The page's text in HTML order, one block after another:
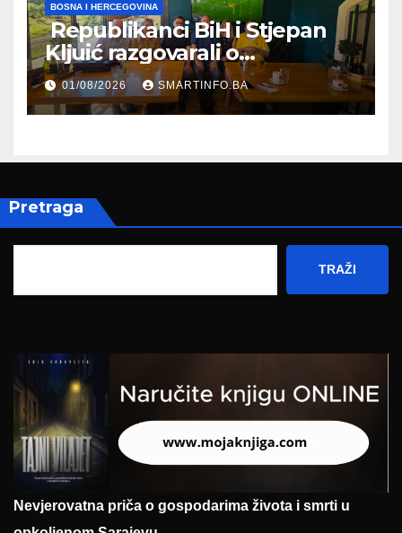
BOSNA I HERCEGOVINA
Republikanci BiH i Stjepan
Kljuić razgovarali o
evropskom putu Bosne i
Hercegovine
01/08/2026 SMARTINFO.BA
Pretraga
TRAŽI
Nevjerovatna priča o gospodarima života i smrti u